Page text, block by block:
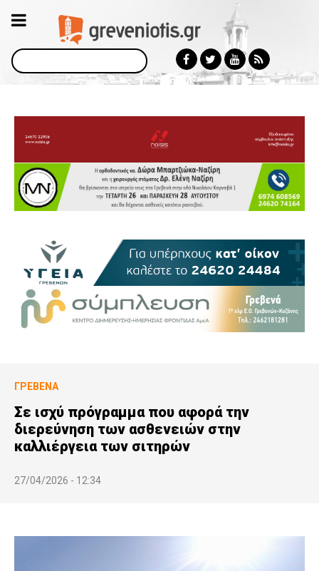
Αναζήτηση
ΓΡΕΒΕΝΆ
Σε ισχύ πρόγραμμα που αφορά την
διερεύνηση των ασθενειών στην
καλλιέργεια των σιτηρών
27/04/2026 - 12:34